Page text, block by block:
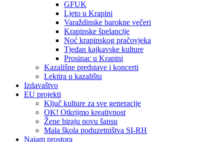
GFUK
Ljeto u Krapini
Varaždinske barokne večeri
Krapinske špelancije
Noć krapinskog pračovjeka
Tjedan kajkavske kulture
Prosinac u Krapini
Kazališne predstave i koncerti
Lektira u kazalištu
Izdavaštvo
EU projekti
Ključ kulture za sve generacije
OK! Otkrijmo kreativnost
Žene biraju novu šansu
Mala škola poduzetništva SI-RH
Najam prostora